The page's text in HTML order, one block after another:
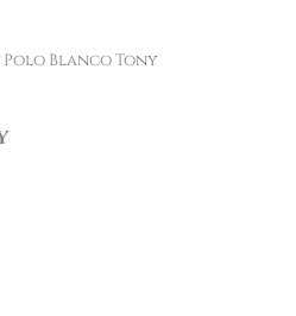
Polo Blanco Tony